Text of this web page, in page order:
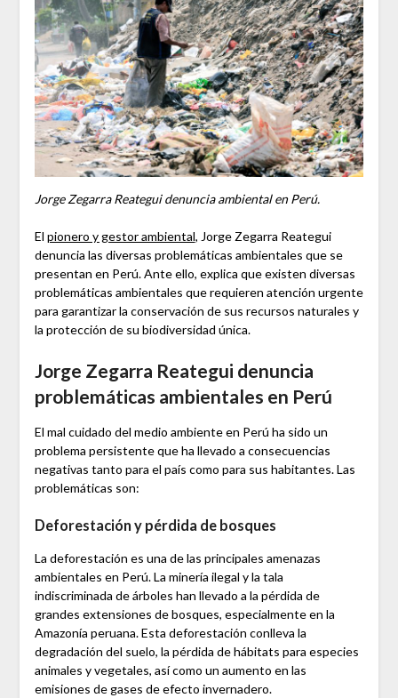
Jorge Zegarra Reategui denuncia ambiental en Perú.
El pionero y gestor ambiental, Jorge Zegarra Reategui
denuncia las diversas problemáticas ambientales que se
presentan en Perú. Ante ello, explica que existen diversas
problemáticas ambientales que requieren atención urgente
para garantizar la conservación de sus recursos naturales y
la protección de su biodiversidad única.
Jorge Zegarra Reategui denuncia
problemáticas ambientales en Perú
El mal cuidado del medio ambiente en Perú ha sido un
problema persistente que ha llevado a consecuencias
negativas tanto para el país como para sus habitantes. Las
problemáticas son:
Deforestación y pérdida de bosques
La deforestación es una de las principales amenazas
ambientales en Perú. La minería ilegal y la tala
indiscriminada de árboles han llevado a la pérdida de
grandes extensiones de bosques, especialmente en la
Amazonía peruana. Esta deforestación conlleva la
degradación del suelo, la pérdida de hábitats para especies
animales y vegetales, así como un aumento en las
emisiones de gases de efecto invernadero.